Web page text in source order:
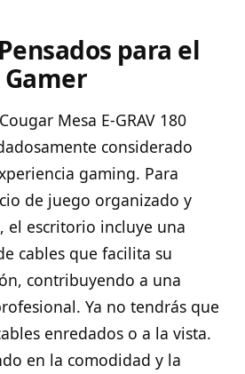
para el
Gamer
Mesa E-GRAV 180
considerado
gaming. Para
de juego organizado y
el escritorio incluye una
cables que facilita su
contribuyendo a una
Ya no tendrás que
enredados o a la vista.
en la comodidad y la